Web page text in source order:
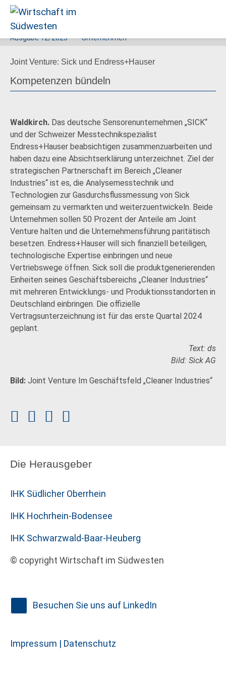
im
Südwesten
Ausgabe12/2023 Unternehmen
Joint Venture: Sick und Endress+Hauser
Kompetenzen bündeln
Waldkirch. Das deutsche Sensorenunternehmen „SICK“
und der Schweizer Messtechnikspezialist
Endress+Hauser beabsichtigen zusammenzuarbeiten und
haben dazu eine Absichtserklärung unterzeichnet. Ziel der
strategischen Partnerschaft im Bereich „Cleaner
Industries“ ist es, die Analysemesstechnik und
Technologien zur Gasdurchsflussmessung von Sick
gemeinsam zu vermarkten und weiterzuentwickeln. Beide
Unternehmen sollen 50 Prozent der Anteile am Joint
Venture halten und die Unternehmensführung paritätisch
besetzen. Endress+Hauser will sich finanziell beteiligen,
technologische Expertise einbringen und neue
Vertriebswege öffnen. Sick soll die produktgenerierenden
Einheiten seines Geschäftsbereichs „Cleaner Industries“
mit mehreren Entwicklungs- und Produktionsstandorten in
Deutschland einbringen. Die offizielle
Vertragsunterzeichnung ist für das erste Quartal 2024
geplant.
Text: ds
Bild: Sick AG
Bild: Joint Venture Im Geschäftsfeld „Cleaner Industries“
Die Herausgeber
IHK Südlicher Oberrhein
IHK Hochrhein-Bodensee
IHK Schwarzwald-Baar-Heuberg
© copyright Wirtschaft im Südwesten
Besuchen Sie uns auf LinkedIn
Impressum | Datenschutz